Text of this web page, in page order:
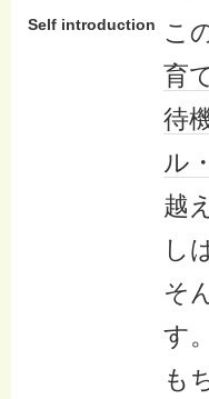
Self introduction こ
育
待
ル
越
し
そ
す。
も